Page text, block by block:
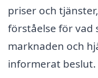
priser och
förståelse för vad
marknaden och
informerat beslut.